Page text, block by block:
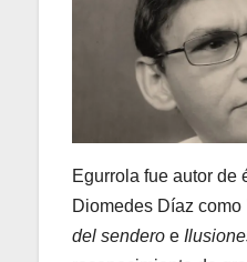
Egurrola fue autor de
Diomedes Díaz como
del sendero e